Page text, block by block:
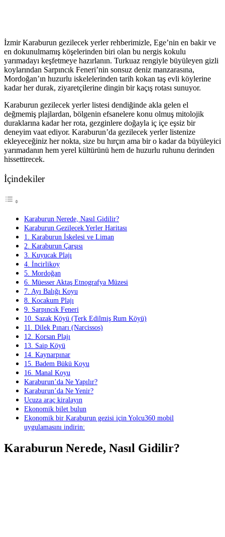
İzmir Karaburun gezilecek yerler rehberimizle, Ege’nin en bakir ve
en dokunulmamış köşelerinden biri olan bu nergis kokulu
yarımadayı keşfetmeye hazırlanın. Turkuaz rengiyle büyüleyen gizli
koylarından Sarpıncık Feneri’nin sonsuz deniz manzarasına,
Mordoğan’ın huzurlu iskelelerinden tarih kokan taş evli köylerine
kadar her durak, ziyaretçilerine dingin bir kaçış rotası sunuyor.
Karaburun gezilecek yerler listesi dendiğinde akla gelen el
değmemiş plajlardan, bölgenin efsanelere konu olmuş mitolojik
duraklarına kadar her rota, gezginlere doğayla iç içe eşsiz bir
deneyim vaat ediyor. Karaburun’da gezilecek yerler listenize
ekleyeceğiniz her nokta, size bu hırçın ama bir o kadar da büyüleyici
yarımadanın hem yerel kültürünü hem de huzurlu ruhunu derinden
hissettirecek.
İçindekiler
Karaburun Nerede, Nasıl Gidilir?
Karaburun Gezilecek Yerler Haritası
1. Karaburun İskelesi ve Liman
2. Karaburun Çarşısı
3. Kuyucak Plajı
4. İncirlikoy
5. Mordoğan
6. Müesser Aktaş Etnografya Müzesi
7. Ayı Balığı Koyu
8. Kocakum Plajı
9. Sarpıncık Feneri
10. Sazak Köyü (Terk Edilmiş Rum Köyü)
11. Dilek Pınarı (Narcissos)
12. Korsan Plajı
13. Saip Köyü
14. Kaynarpınar
15. Badem Bükü Koyu
16. Manal Koyu
Karaburun’da Ne Yapılır?
Karaburun’da Ne Yenir?
Ucuza araç kiralayın
Ekonomik bilet bulun
Ekonomik bir Karaburun gezisi için Yolcu360 mobil
uygulamasını indirin:
Karaburun Nerede, Nasıl Gidilir?